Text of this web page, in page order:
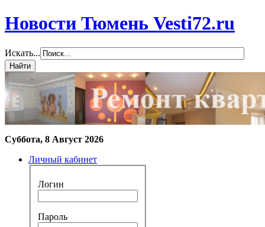
Новости Тюмень Vesti72.ru
Искать...
Суббота, 8 Август 2026
Личный кабинет
Логин
Пароль